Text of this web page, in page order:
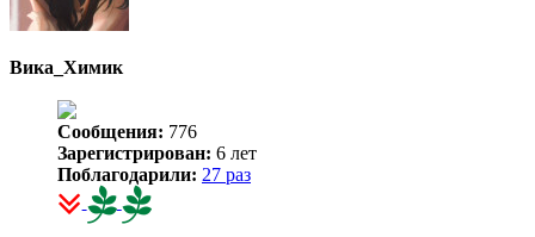
Вика_Химик
Сообщения: 776
Зарегистрирован: 6 лет
Поблагодарили: 27 раз